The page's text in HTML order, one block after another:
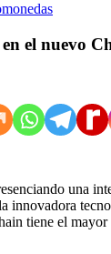
el nuevo
una
innovadora
tiene el